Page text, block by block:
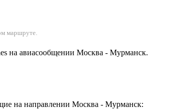
маршруте.
на авиасообщении Москва - Мурманск.
на направлении Москва - Мурманск: